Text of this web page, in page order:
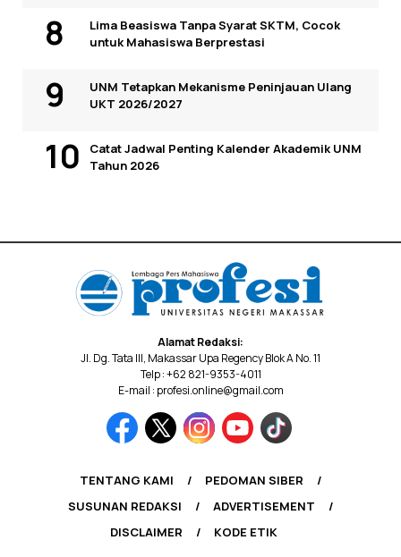
Lima Beasiswa Tanpa Syarat SKTM, Cocok
untuk Mahasiswa Berprestasi
UNM Tetapkan Mekanisme Peninjauan Ulang
UKT 2026/2027
Catat Jadwal Penting Kalender Akademik UNM
Tahun 2026
Alamat Redaksi:
Jl. Dg. Tata III, Makassar Upa Regency Blok A No. 11
Telp : +62 821-9353-4011
E-mail : profesi.online@gmail.com
TENTANG KAMI
PEDOMAN SIBER
SUSUNAN REDAKSI
ADVERTISEMENT
DISCLAIMER
KODE ETIK